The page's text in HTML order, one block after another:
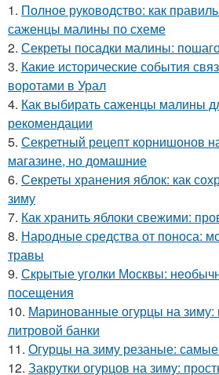
1. Полное руководство: как
саженцы малины по схеме
2. Секреты посадки малины:
3. Какие исторические события
воротами в Урал
4. Как выбирать саженцы малины
рекомендации
5. Секретный рецепт корнишонов
магазине, но домашние
6. Секреты хранения яблок: как
зиму
7. Как хранить яблоки свежими:
8. Народные средства от поноса:
травы
9. Скрытые уголки Москвы:
посещения
10. Маринованные огурцы на зиму:
литровой банки
11. Огурцы на зиму резаные:
12. Закрутки огурцов на зиму: